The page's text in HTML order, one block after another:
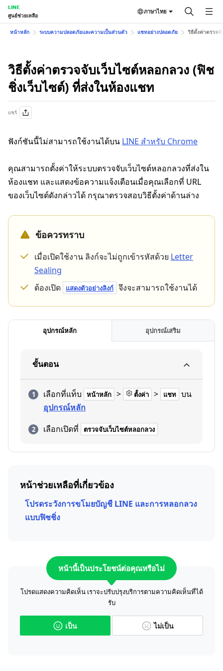
LINE
ศูนย์ช่วยเหลือ
ภาษาไทย
หน้าหลัก ระบบความปลอดภัยและความเป็นส่วนตัว แชทอย่างปลอดภัย วิธีตั้งค่าตรวจจั
วิธีตั้งค่าตรวจจับเว็บไซต์หลอกลวง (ฟิช
ชิ่งเว็บไซต์) ที่ส่งในห้องแชท
แชร์
ฟังก์ชันนี้ไม่สามารถใช้งานได้บน LINE สำหรับ Chrome
คุณสามารถตั้งค่าให้ระบบตรวจจับเว็บไซต์หลอกลวงที่ส่งใน
ห้องแชท และแสดงข้อความแจ้งเตือนเมื่อคุณเลือกที่ URL
ของเว็บไซต์ดังกล่าวได้ กรุณาตรวจสอบวิธีตั้งค่าด้านล่าง
ข้อควรทราบ
เมื่อเปิดใช้งาน ลิงก์จะไม่ถูกเข้ารหัสด้วย Letter
Sealing
ต้องเปิด
แสดงตัวอย่างลิงก์ จึงจะสามารถใช้งานได้
อุปกรณ์หลัก อุปกรณ์เสริม
ขั้นตอน
เลือกที่แท็บ หน้าหลัก > ตั้งค่า > แชท บน
อุปกรณ์หลัก
เลือกเปิดที่
ตรวจจับเว็บไซต์หลอกลวง
หน้าช่วยเหลือที่เกี่ยวข้อง
โปรดระวังการขโมยบัญชี LINE และการหลอกลวง
แบบฟิชชิ่ง
หน้านี้เป็นประโยชน์ต่อคุณหรือไม่
โปรดแสดงความคิดเห็น เราจะปรับปรุงบริการตามความคิดเห็นที่ได้
รับ
เป็น ไม่เป็น